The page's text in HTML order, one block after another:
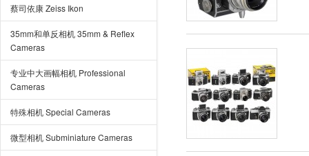
蔡司依康 Zeiss Ikon
35mm和单反相机 35mm & Reflex
Cameras
专业中大画幅相机 Professional
Cameras
特殊相机 Special Cameras
微型相机 Subminiature Cameras